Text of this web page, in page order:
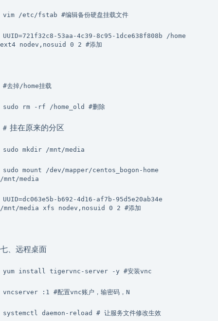
vim /etc/fstab #编辑备份硬盘挂载文件
UUID=721f32c8-53aa-4c39-8c95-1dce638f808b /home
ext4 nodev,nosuid 0 2 #添加
#去掉/home挂载
sudo rm -rf /home_old #删除
# 挂在原来的分区
sudo mkdir /mnt/media
sudo mount /dev/mapper/centos_bogon-home
/mnt/media
UUID=dc063e5b-b692-4d16-af7b-95d5e20ab34e
/mnt/media xfs nodev,nosuid 0 2 #添加
七、远程桌面
yum install tigervnc-server -y #安装vnc
vncserver :1 #配置vnc账户，输密码，N
systemctl daemon-reload # 让服务文件修改生效